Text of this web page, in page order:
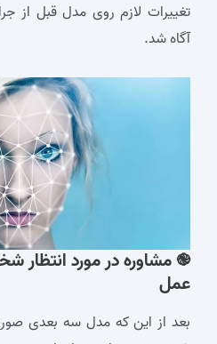
تغییرات لازم روی مدل قبل از
آگاه شد.
֎ مشاوره در مورد انتظار
عمل
بعد از این که مدل سه ‌بعدی